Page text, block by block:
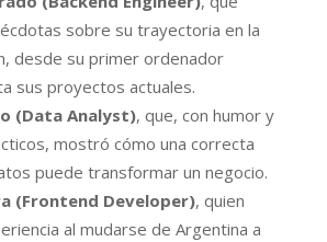
sobre su trayectoria en la
desde su primer ordenador
sus proyectos actuales.
(Data Analyst), que, con humor y
mostró cómo una correcta
puede transformar un negocio.
(Frontend Developer), quien
al mudarse de Argentina a